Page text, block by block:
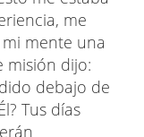
me
mente una
misión dijo:
debajo de
Tus días